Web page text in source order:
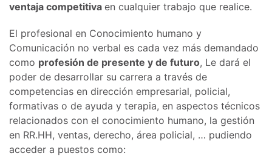
ventaja competitiva en cualquier trabajo que realice.
El profesional en Conocimiento humano y
Comunicación no verbal es cada vez más demandado
como profesión de presente y de futuro, Le dará el
poder de desarrollar su carrera a través de
competencias en dirección empresarial, policial,
formativas o de ayuda y terapia, en aspectos técnicos
relacionados con el conocimiento humano, la gestión
en RR.HH, ventas, derecho, área policial, … pudiendo
acceder a puestos como: